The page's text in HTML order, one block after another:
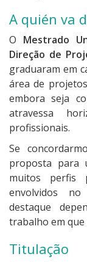
A quién va
O Mestrado
Direção de
graduaram em
área de
embora seja
atravessa
profissionais.
Se
proposta para
muitos perfis
envolvidos
destaque
trabalho em
Titulação